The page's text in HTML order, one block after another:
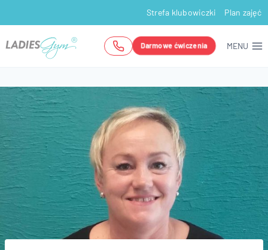
do
treści
Strefa klubowiczki Plan zajęć
Darmowe ćwiczenia MENU